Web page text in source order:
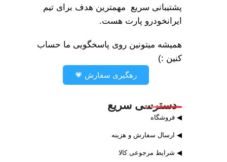
پشتیبانی سریع مهمترین هدف برای تیم
ایرانخودرو پارت هست.
همیشه میتونین روی پاسخگویی ما حساب
کنین :)
رهگیری سفارش 💗
دسترسی سریع
◀ فروشگاه
◀ ارسال سفارش و هزینه
◀ شرایط مرجوعی کالا